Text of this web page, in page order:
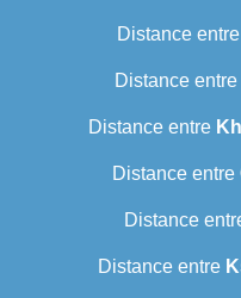
Distance entre
Distance entre
Distance entre
Distance entre
Distance
Distance entre